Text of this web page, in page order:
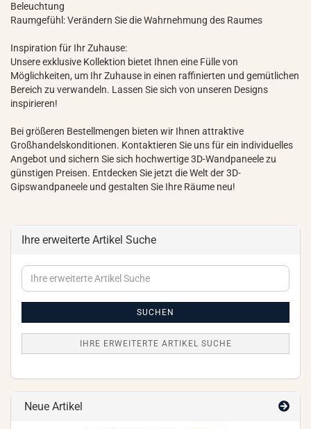
Beleuchtung
Raumgefühl: Verändern Sie die Wahrnehmung des Raumes
Inspiration für Ihr Zuhause:
Unsere exklusive Kollektion bietet Ihnen eine Fülle von
Möglichkeiten, um Ihr Zuhause in einen raffinierten und gemütlichen
Bereich zu verwandeln. Lassen Sie sich von unseren Designs
inspirieren!
Bei größeren Bestellmengen bieten wir Ihnen attraktive
Großhandelskonditionen. Kontaktieren Sie uns für ein individuelles
Angebot und sichern Sie sich hochwertige 3D-Wandpaneele zu
günstigen Preisen. Entdecken Sie jetzt die Welt der 3D-
Gipswandpaneele und gestalten Sie Ihre Räume neu!
Ihre erweiterte Artikel Suche
Ihre
erweiterte
Artikel
SUCHEN
IHRE ERWEITERTE ARTIKEL SUCHE
Neue Artikel